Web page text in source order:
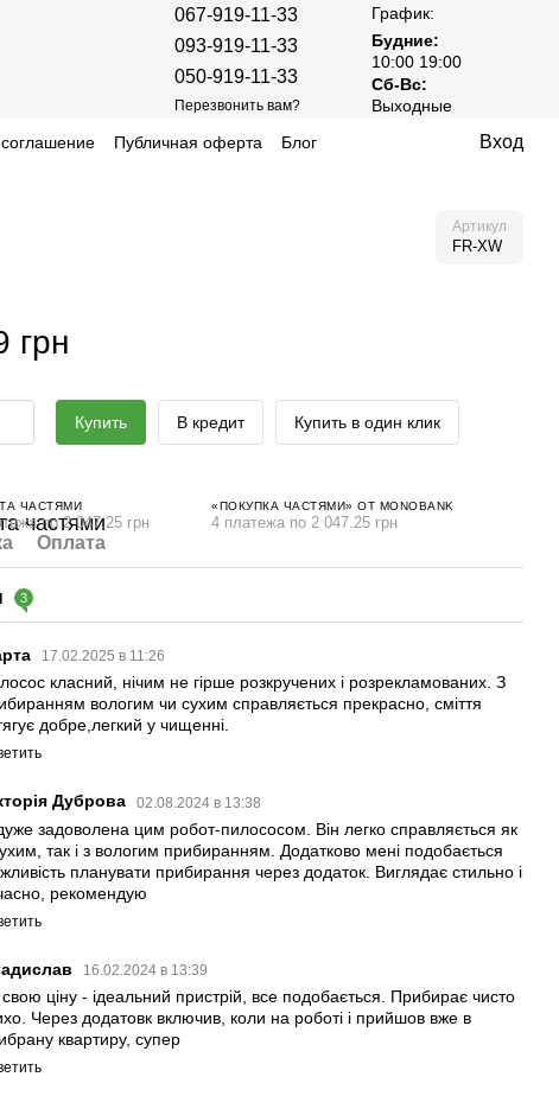
067-919-11-33
093-919-11-33
050-919-11-33
Перезвонить вам?
График:
Будние:
10:00 19:00
Сб-Вс:
Выходные
Публичная оферта Блог Вход
Артикул
FR-XW
грн
Купить В кредит Купить в один клик
ЧАСТЯМИ
по 2 047.25 грн
«ПОКУПКА ЧАСТЯМИ» ОТ MONOBANK
4 платежа по 2 047.25 грн
Оплата
3
17.02.2025 в 11:26
класний, нічим не гірше розкручених і розрекламованих. З
вологим чи сухим справляється прекрасно, сміття
добре,легкий у чищенні.
Дуброва 02.08.2024 в 13:38
задоволена цим робот-пилососом. Він легко справляється як
так і з вологим прибиранням. Додатково мені подобається
планувати прибирання через додаток. Виглядає стильно і
рекомендую
16.02.2024 в 13:39
ціну - ідеальний пристрій, все подобається. Прибирає чисто
Через додатовк включив, коли на роботі і прийшов вже в
квартиру, супер